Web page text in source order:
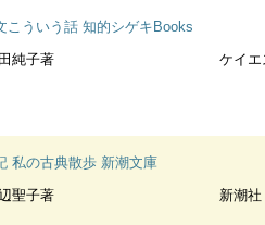
こういう話 知的シゲキBooks
純子著
ケイエ
私の古典散歩 新潮文庫
聖子著
新潮社